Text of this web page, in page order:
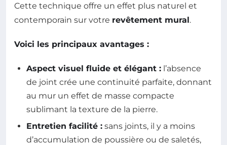
Cette technique offre un effet plus naturel et
contemporain sur votre revêtement mural.
Voici les principaux avantages :
Aspect visuel fluide et élégant : l’absence
de joint crée une continuité parfaite, donnant
au mur un effet de masse compacte
sublimant la texture de la pierre.
Entretien facilité : sans joints, il y a moins
d’accumulation de poussière ou de saletés,